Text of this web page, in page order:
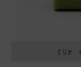
für